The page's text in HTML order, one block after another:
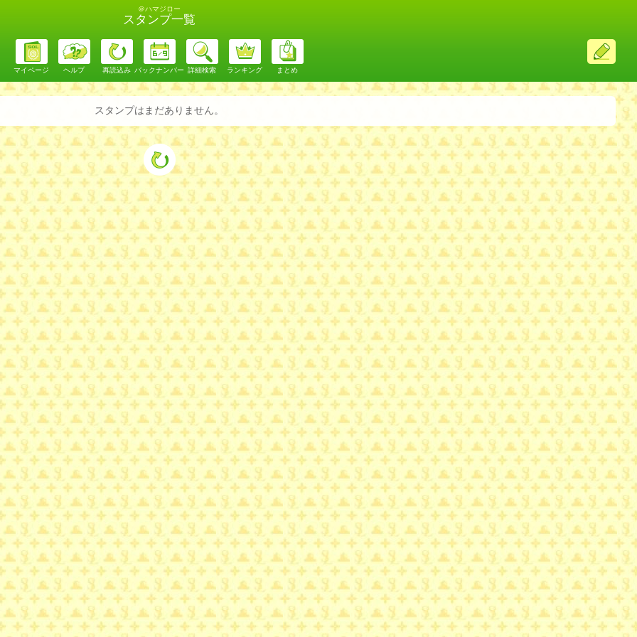
＠ハマジロー
スタンプ一覧
ス
レ
投
マイページ ヘルプ 再読込み バックナンバー 詳細検索 ランキング まとめ
スタンプはまだありません。